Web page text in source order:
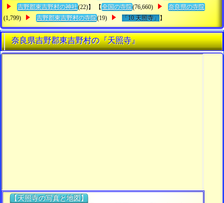
吉野郡東吉野村の神社(22)】 【 全国の寺院(76,660)
奈良県の寺院
(1,799)
吉野郡東吉野村の寺院(19) 「10.天照寺」 】
奈良県吉野郡東吉野村の『天照寺』
【天照寺の写真と地図】